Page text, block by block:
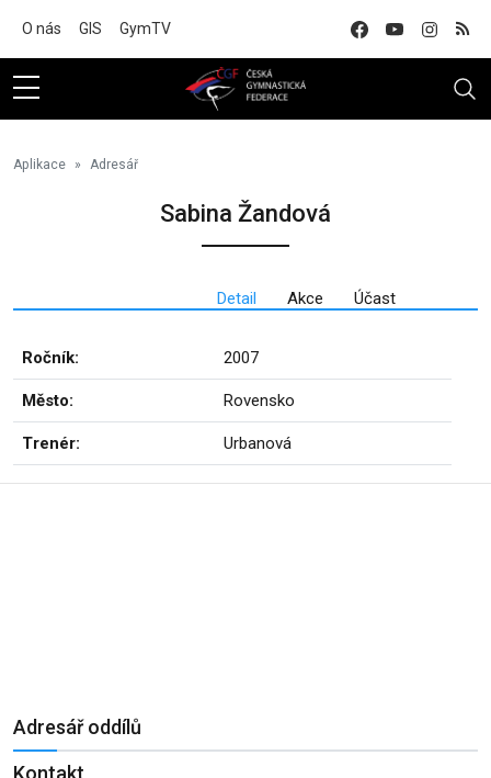
O nás GIS GymTV
Aplikace Adresář
Sabina Žandová
Detail Akce Účast
Ročník: 2007
Město: Rovensko
Trenér: Urbanová
Adresář oddílů
Kontakt